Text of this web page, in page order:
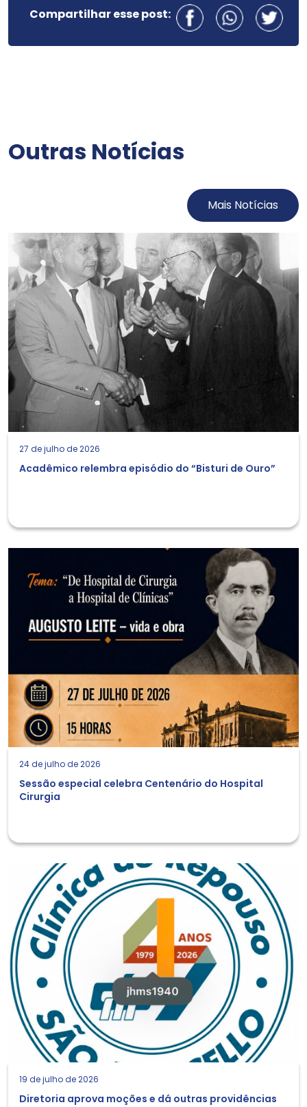
Compartilhar esse post:
Outras Notícias
Mais Notícias
27 de julho de 2026
Acadêmico relembra episódio do “Bisturi de Ouro”
24 de julho de 2026
Sessão especial celebra Centenário do Hospital
Cirurgia
19 de julho de 2026
Diretoria aprova moções e dá outras providências